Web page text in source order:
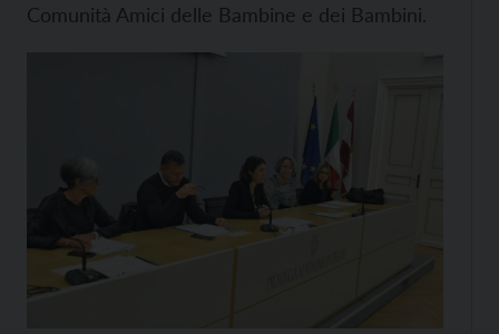
Comunità Amici delle Bambine e dei Bambini.